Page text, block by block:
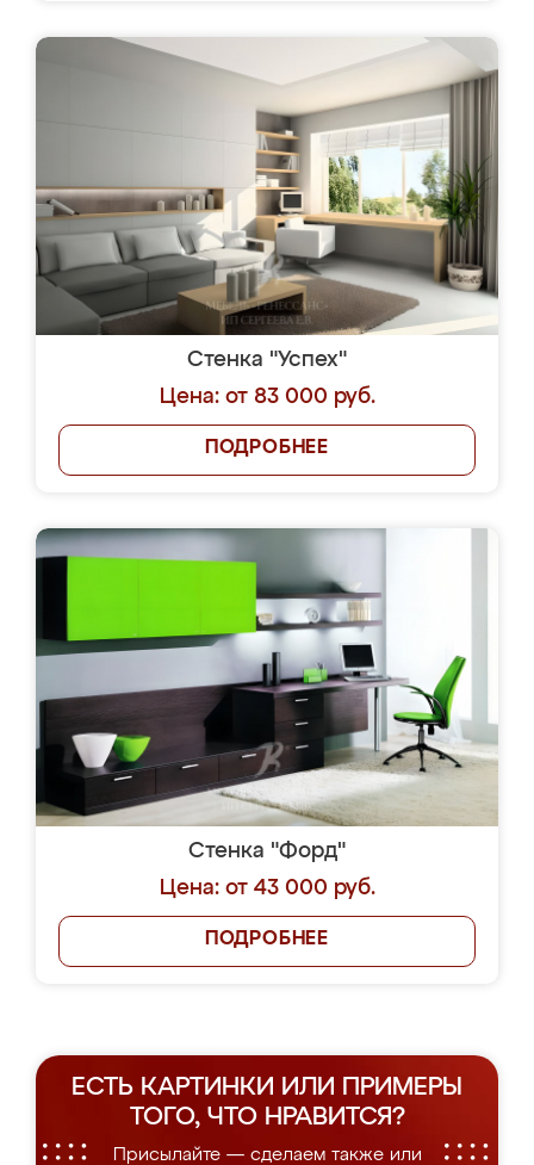
Стенка "Успех"
Цена: от 83 000 руб.
ПОДРОБНЕЕ
Стенка "Форд"
Цена: от 43 000 руб.
ПОДРОБНЕЕ
ЕСТЬ КАРТИНКИ ИЛИ ПРИМЕРЫ
ТОГО, ЧТО НРАВИТСЯ?
Присылайте — сделаем также или